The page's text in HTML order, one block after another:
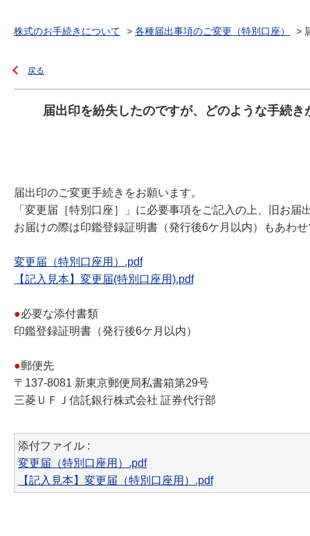
株式のお手続きについて > 各種届出事項のご変更（特別口座） >
戻る
届出印を紛失したのですが、どのような手続き
届出印のご変更手続きをお願います。
「変更届［特別口座］」に必要事項をご記入の上、旧お
お届けの際は印鑑登録証明書（発行後6ケ月以内）もあわ
変更届（特別口座用）.pdf
【記入見本】変更届(特別口座用).pdf
●必要な添付書類
印鑑登録証明書（発行後6ケ月以内）
●郵便先
〒137-8081 新東京郵便局私書箱第29号
三菱ＵＦＪ信託銀行株式会社 証券代行部
添付ファイル :
変更届（特別口座用）.pdf
【記入見本】変更届（特別口座用）.pdf